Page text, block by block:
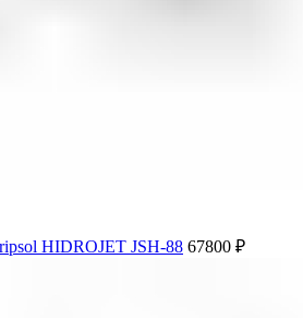
HIDROJET JSH-88 67800 ₽